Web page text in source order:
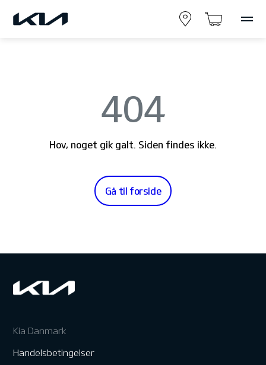
404
Hov, noget gik galt. Siden findes ikke.
Gå til forside
Kia Danmark
Handelsbetingelser